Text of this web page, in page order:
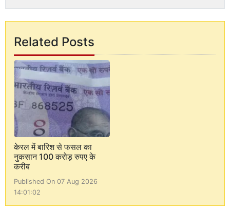
Related Posts
केरल में बारिश से फसल का
नुकसान 100 करोड़ रुपए के
करीब
Published On 07 Aug 2026
14:01:02